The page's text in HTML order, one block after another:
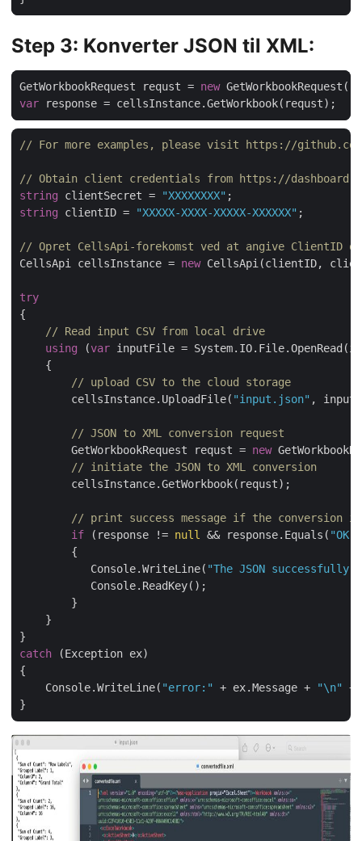
Step 3: Konverter JSON til XML:
GetWorkbookRequest requst = new GetWorkbookRequest(
var
// For more examples, please visit https://
// Obtain client credentials from https://
string clientSecret = "XXXXXXXX"
string clientID = "XXXXX-XXXX-XXXXX-XXXXXX" ;
// Opret CellsApi-forekomst ved at angive ClientID
CellsApi cellsInstance = new CellsApi(clientID,
try
{
// Read input CSV from local drive
using (var inputFile =
    {
// upload CSV to the cloud storage
        cellsInstance.UploadFile(
"input.json" ,
// JSON to XML conversion request
        GetWorkbookRequest requst =
new
// initiate the JSON to XML conversion
        cellsInstance.GetWorkbook(requst);
// print success message if the conversion
if (response != null && response.Equals( "OK"
        {
           Console.WriteLine(
"The JSON successfully
           Console.ReadKey();
        }
    }
catch (Exception ex)
{
    Console.WriteLine(
"error:" + ex.Message + "\n"
+